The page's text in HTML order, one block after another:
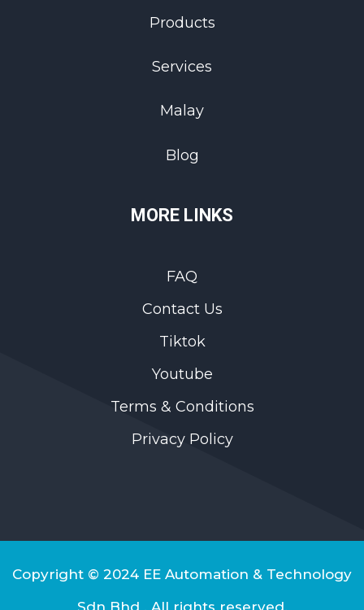
Products
Services
Malay
Blog
MORE LINKS
FAQ
Contact Us
Tiktok
Youtube
Terms & Conditions
Privacy Policy
Copyright © 2024 EE Automation & Technology
Sdn Bhd . All rights reserved.